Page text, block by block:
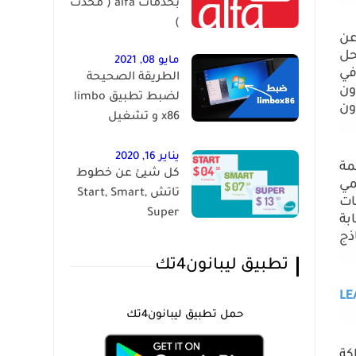
بخدمات alfa ( محدث
)
مايو 08, 2021
الطريقة الصحيحة
لضبط تطبيق limbo
x86 و تشغيل
يناير 16, 2020
كل شيئ عن خطوط
تاتش Start, Smart,
Super
تطبيق ليبانون4تك
حمل تطبيق ليبانون4تك